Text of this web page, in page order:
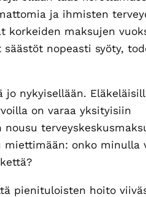
ja ihmisten
maksujen
nopeasti syöty,
jo nykyisellään.
on varaa yksityisiin
onko minulla
pienituloisten hoito